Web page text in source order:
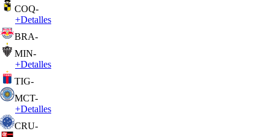
COQ-
+Detalles
BRA-
MIN-
+Detalles
TIG-
MCT-
+Detalles
CRU-